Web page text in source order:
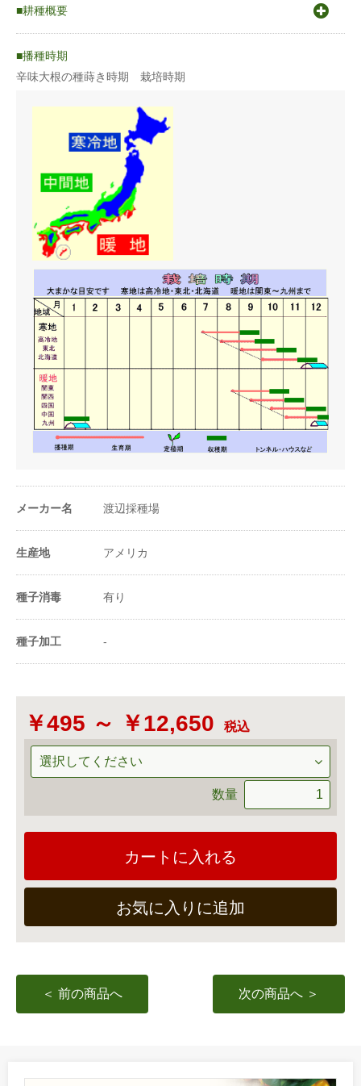
〇冷涼な気候を好み主に秋作栽培に向く。
〇気温が低くトウ立ちの危険が高い冬〜早春と、晩春から夏の高
温時には特に品種の選定に気を配ること。
＊＊辛みを出す栽培の条件＊＊＊
くなります）
●肥料は出来るだけひかえる ●水遣りは出来るだけひかえる
大根にストレスを感じさせると辛味が強くなります（生育に支障
が無い程度いじめて栽培する）
◎辛みと肉質による品種分類
肉質硬く ★★★辛み強
〇からいね 〇からいね赤 〇辛丸大根 〇辛之助大根 〇親
田辛味 〇辛吉 〇辛味199
肉質硬く ★★辛み中
〇味辛 〇旭山 〇グリーン辛味 〇ねずみ大根（中之条
系） 〇灰原辛味 〇たたら辛味
肉質適度固めで ★辛味弱（栽培時期、環境により辛味変わりま
す）
〇おいばね 〇雪美人大根 〇だるま大根
肉質柔らかく ★辛味弱
〇おろし大根 〇時無し大根
信州の地大根は元々漬物などの貯蔵用大根でありますが うま
味、辛味と成熟した甘みもあり薬味としても最高です。
耕種概要
蒔き方 直まき
120cm
4条
株間（cm） 20cm
1a当たり株数 1600〜2000株
1m²当たり株数 16〜20株
1a当たり播種量
1m²当たり播種量
1a当たり播種量
（粒数）
4800〜6000粒
（粒数）
※1a(アール)=100m²=30坪 ※1ｄl（ﾃﾞｼﾘｯﾄﾙ）＝
播種時期
辛味大根の種蒔き時期 栽培時期
メーカー名 渡辺採種場
生産地 アメリカ
種子消毒 有り
種子加工 -
￥495 ～ ￥12,650 税込
数量
カートに入れる
お気に入りに追加
＜ 前の商品へ 次の商品へ ＞